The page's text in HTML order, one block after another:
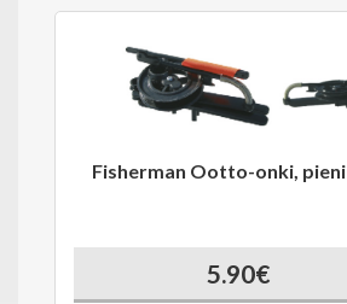
Fisherman Ootto-onki, pieni
5.90€